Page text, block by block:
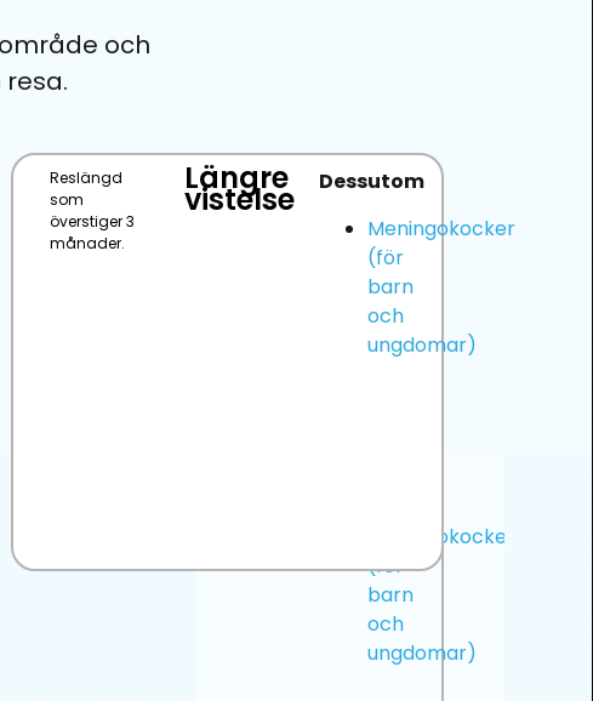
och
Reslängd
som
överstiger 3
månader.
Längre
vistelse
Dessutom
Meningokocker
(för
barn
och
ungdomar)